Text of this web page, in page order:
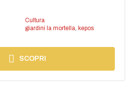
Cultura
giardini la mortella kepos
SCOPRI